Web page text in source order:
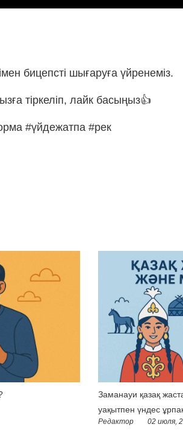
бицепсті шығаруға үйренеміз.
тіркеліп, лайк басыңыз👍
#үйдежатпа #рек
Заманауи қазақ
уақытпен үндес
Редактор 02 июля,